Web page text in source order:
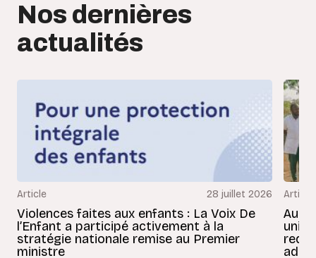
Nos dernières
actualités
Article 28 juillet 2026
Violences faites aux enfants : La Voix De
l’Enfant a participé activement à la
stratégie nationale remise au Premier
ministre
Article
Au